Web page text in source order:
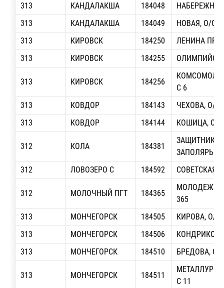
313
КАНДАЛАКША 184048
313
КАНДАЛАКША 184049
НОВАЯ, О/С 9
313
КИРОВСК 184250
ЛЕНИНА ПР-
313
КИРОВСК 184255
313 КИРОВСК 184256
С 6
313
КОВДОР 184143
ЧЕХОВА, О/С
313
КОВДОР 184144 КОШИЦА, О/С
312 КОЛА 184381
ЗАЩИТНИКОВ
ЗАПОЛЯРЬЯ
312
ЛОВОЗЕРО С 184592 СОВЕТСКАЯ,
312 МОЛОЧНЫЙ ПГТ 184365
365
313
МОНЧЕГОРСК 184505
КИРОВА, О/С
313
МОНЧЕГОРСК 184506
313
МОНЧЕГОРСК 184510 БРЕДОВА, О/
313 МОНЧЕГОРСК 184511
С 11